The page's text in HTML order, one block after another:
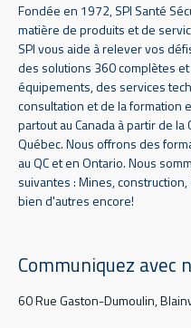
Fondée en 1972, SPI Santé
matière de produits et de
SPI vous aide à relever vos
des solutions 360 complètes
équipements, des services
consultation et de la formation
partout au Canada à partir de
Québec. Nous offrons des
au QC et en Ontario. Nous
suivantes : Mines,
bien d'autres encore!
Communiquez avec
60 Rue Gaston-Dumoulin,